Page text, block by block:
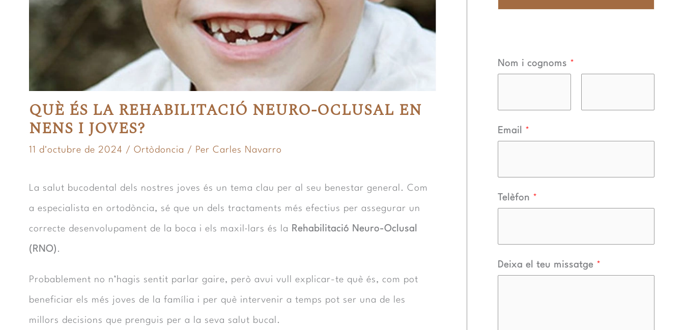
QUÈ ÉS LA REHABILITACIÓ NEURO-OCLUSAL EN
NENS I JOVES?
11 d'octubre de 2024 / Ortòdoncia / Per Carles Navarro
La salut bucodental dels nostres joves és un tema clau per al seu benestar general. Com
a especialista en ortodòncia, sé que un dels tractaments més efectius per assegurar un
correcte desenvolupament de la boca i els maxil·lars és la Rehabilitació Neuro-Oclusal
(RNO) .
Probablement no n’hagis sentit parlar gaire, però avui vull explicar-te què és, com pot
beneficiar els més joves de la família i per què intervenir a temps pot ser una de les
millors decisions que prenguis per a la seva salut bucal.
Nom i cognoms *
o
Email *
Telèfon *
Deixa el teu missatge *